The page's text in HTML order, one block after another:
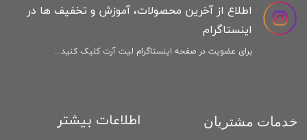
خدمات مشتریان اطلاعات بیشتر
اطلاع از آخرین محصولات، آموزش و تخفیف ها در
اینستاگرام
برای عضویت در صفحه اینستاگرام لیت آرت کلیک کنید...